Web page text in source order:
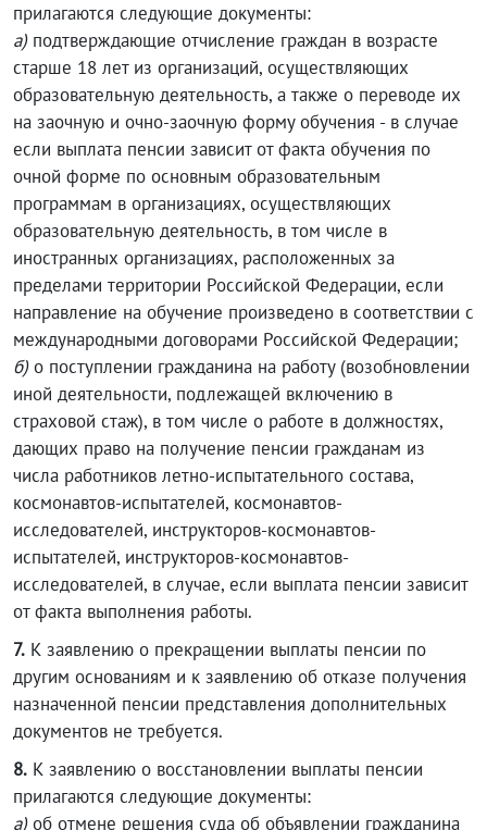
прилагаются следующие документы:
а)подтверждающие отчисление граждан в возрасте
старше 18 лет из организаций, осуществляющих
образовательную деятельность, а также о переводе их
на заочную и очно-заочную форму обучения - в случае
если выплата пенсии зависит от факта обучения по
очной форме по основным образовательным
программам в организациях, осуществляющих
образовательную деятельность, в том числе в
иностранных организациях, расположенных за
пределами территории Российской Федерации, если
направление на обучение произведено в соответствии с
международными договорами Российской Федерации;
б)о поступлении гражданина на работу (возобновлении
иной деятельности, подлежащей включению в
страховой стаж), в том числе о работе в должностях,
дающих право на получение пенсии гражданам из
числа работников летно-испытательного состава,
космонавтов-испытателей, космонавтов-
исследователей, инструкторов-космонавтов-
испытателей, инструкторов-космонавтов-
исследователей, в случае, если выплата пенсии зависит
от факта выполнения работы.
7. К заявлению о прекращении выплаты пенсии по
другим основаниям и к заявлению об отказе получения
назначенной пенсии представления дополнительных
документов не требуется.
8. К заявлению о восстановлении выплаты пенсии
прилагаются следующие документы:
а)об отмене решения суда об объявлении гражданина